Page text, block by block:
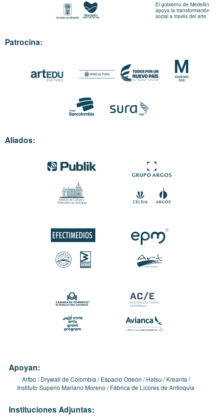
El gobierno de Medellín
apoya la transformación
social a través del arte.
Patrocina:
Aliados:
Apoyan:
Artbo Drywall de Colombia Espacio Odeón Hatsu
Kreanta
Instituto Superio Mariano Moreno
Fábrica de Licores de Antioquia
Instituciones Adjuntas: